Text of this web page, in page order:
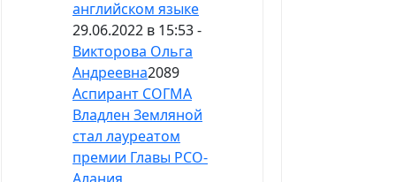
английском языке
29.06.2022 в 15:53 -
Викторова Ольга
Андреевна2089
Аспирант СОГМА
Владлен Земляной
стал лауреатом
премии Главы РСО-